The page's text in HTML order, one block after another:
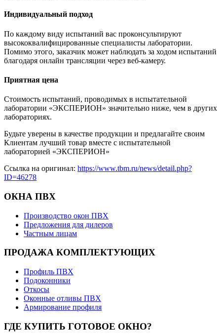
Индивидуальный подход
По каждому виду испытаний вас проконсультируют
высококвалифицированные специалисты лаборатории.
Помимо этого, заказчик может наблюдать за ходом испытаний
благодаря онлайн трансляции через веб-камеру.
Приятная цена
Стоимость испытаний, проводимых в испытательной
лаборатории «ЭКСПЕРИОН» значительно ниже, чем в других
лабораториях.
Будьте уверены в качестве продукции и предлагайте своим
Клиентам лучший товар вместе с испытательной
лабораторией «ЭКСПЕРИОН»
Ссылка на оригинал: https://www.tbm.ru/news/detail.php?
ID=46278
ОКНА ПВХ
Производство окон ПВХ
Предложения для дилеров
Частным лицам
ПРОДАЖА КОМПЛЕКТУЮЩИХ
Профиль ПВХ
Подоконники
Откосы
Оконные отливы ПВХ
Армирование профиля
ГДЕ КУПИТЬ ГОТОВОЕ ОКНО?